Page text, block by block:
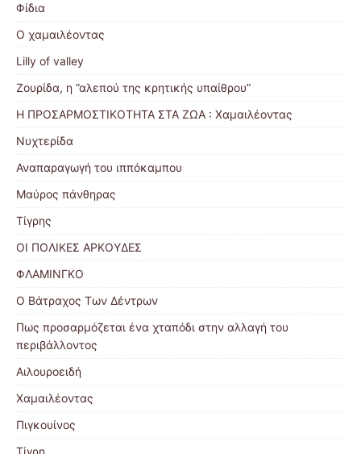
Φίδια
Ο χαμαιλέοντας
Lilly of valley
Ζουρίδα, η ”αλεπού της κρητικής υπαίθρου”
Η ΠΡΟΣΑΡΜΟΣΤΙΚΟΤΗΤΑ ΣΤΑ ΖΩΑ : Χαμαιλέοντας
Νυχτερίδα
Αναπαραγωγή του ιππόκαμπου
Μαύρος πάνθηρας
Τίγρης
ΟΙ ΠΟΛΙΚΕΣ ΑΡΚΟΥΔΕΣ
ΦΛΑΜΙΝΓΚΟ
Ο Βάτραχος Των Δέντρων
Πως προσαρμόζεται ένα χταπόδι στην αλλαγή του
περιβάλλοντος
Αιλουροειδή
Χαμαιλέοντας
Πιγκουίνος
Τίγρη